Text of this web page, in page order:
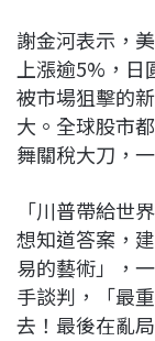
謝金河表示，
上漲逾5%，日
被市場狙擊的
大。全球股市
舞關稅大刀，
「川普帶給世
想知道答案，
易的藝術」，
手談判，「最
去！最後在亂